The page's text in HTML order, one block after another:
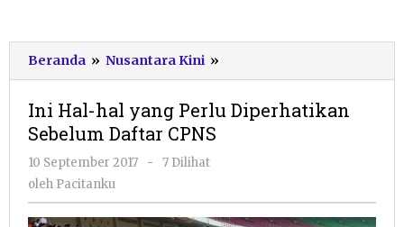
Beranda » Nusantara Kini »
Hal-
yang
Ini Hal-hal yang Perlu Diperhatikan
Sebelum Daftar CPNS
10 September 2017
oleh
-
7 Dilihat
oleh Pacitanku